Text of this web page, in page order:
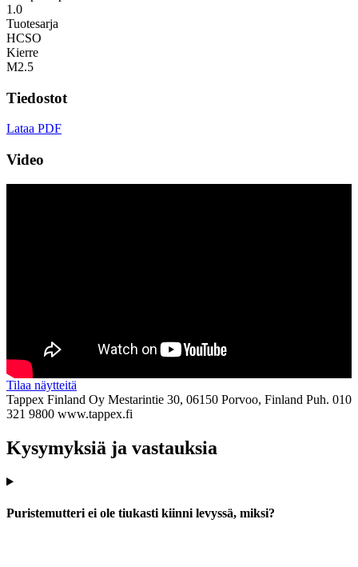
1.0
Tuotesarja
HCSO
Kierre
M2.5
Tiedostot
Lataa PDF
Video
Tilaa näytteitä
Tappex Finland Oy Mestarintie 30, 06150 Porvoo, Finland Puh. 010
321 9800 www.tappex.fi
Kysymyksiä ja vastauksia
Puristemutteri ei ole tiukasti kiinni levyssä, miksi?